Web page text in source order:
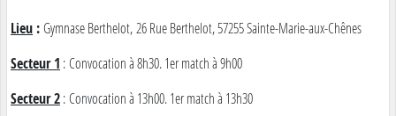
Lieu : Gymnase Berthelot, 26 Rue Berthelot, 57255 Sainte-Marie-aux-Chênes
Secteur 1 : Convocation à 8h30. 1er match à 9h00
Secteur 2: Convocation à 13h00. 1er match à 13h30